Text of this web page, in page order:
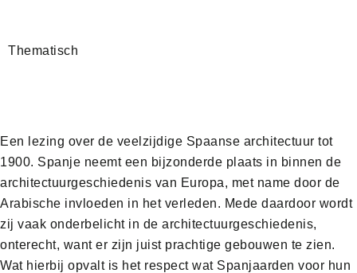
Thematisch
Een lezing over de veelzijdige Spaanse architectuur tot
1900. Spanje neemt een bijzonderde plaats in binnen de
architectuurgeschiedenis van Europa, met name door de
Arabische invloeden in het verleden. Mede daardoor wordt
zij vaak onderbelicht in de architectuurgeschiedenis,
onterecht, want er zijn juist prachtige gebouwen te zien.
Wat hierbij opvalt is het respect wat Spanjaarden voor hun